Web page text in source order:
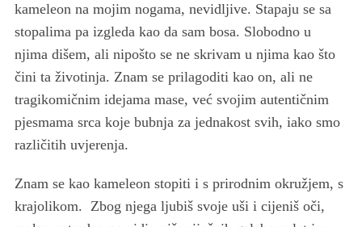
kameleon na mojim nogama, nevidljive. Stapaju se sa
stopalima pa izgleda kao da sam bosa. Slobodno u
njima dišem, ali nipošto se ne skrivam u njima kao što
čini ta životinja. Znam se prilagoditi kao on, ali ne
tragikomičnim idejama mase, već svojim autentičnim
pjesmama srca koje bubnja za jednakost svih, iako smo
različitih uvjerenja.
Znam se kao kameleon stopiti i s prirodnim okružjem, s
krajolikom. Zbog njega ljubiš svoje uši i cijeniš oči,